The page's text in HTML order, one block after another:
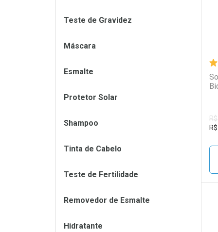
R$
Teste de Gravidez
Máscara
Esmalte
Protetor Solar
Shampoo
Tinta de Cabelo
Teste de Fertilidade
Removedor de Esmalte
Hidratante